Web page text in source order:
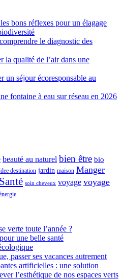
bons réflexes pour un élagage
le diagnostic des
la qualité de l’air dans une
un séjour écoresponsable au
fontaine à eau sur réseau en 2026
beauté au naturel bien être bio
destination jardin maison Manger
Santé soin cheveux voyage voyage
verte toute l’année ?
une belle santé
passer ses vacances autrement
artificielles : une solution
l’esthétique de nos espaces verts